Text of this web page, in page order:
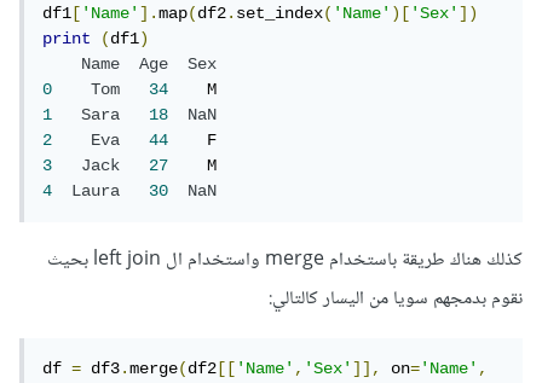
df1 ['Name'].map(df2.set_index('Name')['Sex'])
print
(df1)
Name
Age
Sex
0
Tom 34
1
Sara 18
NaN
2
Eva 44
3
Jack 27
4
Laura 30 NaN
كذلك هناك طريقة باستخدام merge واستخدام ال left join بحيث
نقوم بدمجهم سويا من اليسار كالتالي:
df = df3.merge(df2 [['Name','Sex']], on='Name',